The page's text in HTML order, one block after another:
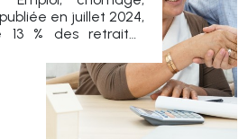
en juillet 2024,
% des retraités
sont-ils, et pourquoi